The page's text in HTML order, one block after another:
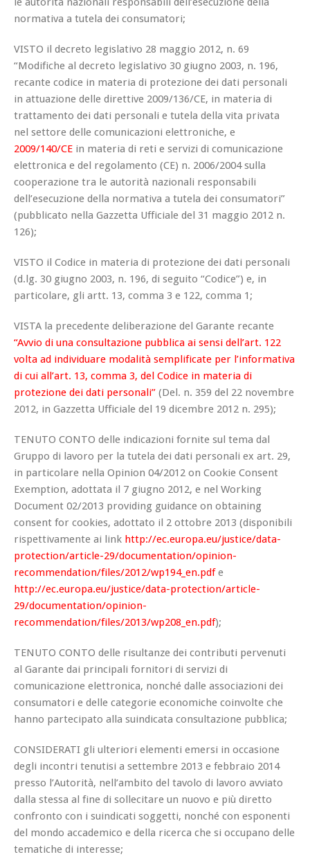
normativa a tutela dei consumatori;
VISTO il decreto legislativo 28 maggio 2012, n. 69
“Modifiche al decreto legislativo 30 giugno 2003, n. 196,
recante codice in materia di protezione dei dati personali
in attuazione delle direttive 2009/136/CE, in materia di
trattamento dei dati personali e tutela della vita privata
nel settore delle comunicazioni elettroniche, e
2009/140/CE in materia di reti e servizi di comunicazione
elettronica e del regolamento (CE) n. 2006/2004 sulla
cooperazione tra le autorità nazionali responsabili
dell’esecuzione della normativa a tutela dei consumatori”
(pubblicato nella Gazzetta Ufficiale del 31 maggio 2012 n.
126);
VISTO il Codice in materia di protezione dei dati personali
(d.lg. 30 giugno 2003, n. 196, di seguito “Codice”) e, in
particolare, gli artt. 13, comma 3 e 122, comma 1;
VISTA la precedente deliberazione del Garante recante
“Avvio di una consultazione pubblica ai sensi dell’art. 122
volta ad individuare modalità semplificate per l’informativa
di cui all’art. 13, comma 3, del Codice in materia di
protezione dei dati personali” (Del. n. 359 del 22 novembre
2012, in Gazzetta Ufficiale del 19 dicembre 2012 n. 295);
TENUTO CONTO delle indicazioni fornite sul tema dal
Gruppo di lavoro per la tutela dei dati personali ex art. 29,
in particolare nella Opinion 04/2012 on Cookie Consent
Exemption, adottata il 7 giugno 2012, e nel Working
Document 02/2013 providing guidance on obtaining
consent for cookies, adottato il 2 ottobre 2013 (disponibili
rispettivamente ai link http://ec.europa.eu/justice/data-
protection/article-29/documentation/opinion-
recommendation/files/2012/wp194_en.pdfe
http://ec.europa.eu/justice/data-protection/article-
29/documentation/opinion-
recommendation/files/2013/wp208_en.pdf);
TENUTO CONTO delle risultanze dei contributi pervenuti
al Garante dai principali fornitori di servizi di
comunicazione elettronica, nonché dalle associazioni dei
consumatori e delle categorie economiche coinvolte che
hanno partecipato alla suindicata consultazione pubblica;
CONSIDERATI gli ulteriori elementi emersi in occasione
degli incontri tenutisi a settembre 2013 e febbraio 2014
presso l’Autorità, nell’ambito del tavolo di lavoro avviato
dalla stessa al fine di sollecitare un nuovo e più diretto
confronto con i suindicati soggetti, nonché con esponenti
del mondo accademico e della ricerca che si occupano delle
tematiche di interesse;